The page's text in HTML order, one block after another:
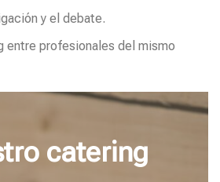
y el debate.
entre profesionales del mismo
catering